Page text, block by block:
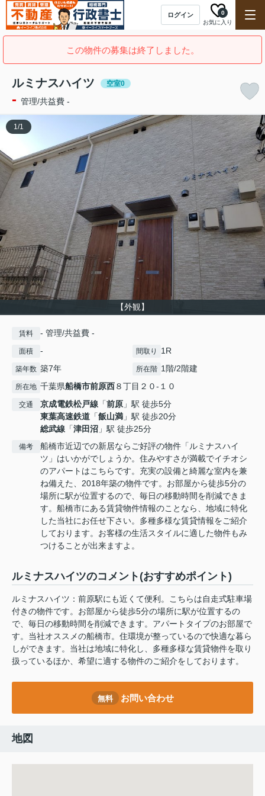
ログイン
お気に入り
0
この物件の募集は終了しました。
ルミナスハイツ 空室0
- 管理/共益費 -
【外観】
1/1
賃料 - 管理/共益費 -
面積 - 間取り 1R
築年数 築7年 所在階 1階/2階建
所在地 千葉県船橋市前原西８丁目２０-１０
交通 京成電鉄松戸線 「前原 」駅 徒歩5分
東葉高速鉄道 「飯山満 」駅 徒歩20分
総武線 「津田沼 」駅 徒歩25分
備考
船橋市近辺での新居ならご好評の物件「ルミナスハイ
ツ」はいかがでしょうか。住みやすさが満載でイチオシ
のアパートはこちらです。充実の設備と綺麗な室内を兼
ね備えた、2018年築の物件です。お部屋から徒歩5分の
場所に駅が位置するので、毎日の移動時間を削減できま
す。船橋市にある賃貸物件情報のことなら、地域に特化
した当社にお任せ下さい。多種多様な賃貸情報をご紹介
しております。お客様の生活スタイルに適した物件もみ
つけることが出来ますよ。
ルミナスハイツのコメント(おすすめポイント)
ルミナスハイツ：前原駅にも近くて便利。こちらは自走式駐車場
付きの物件です。お部屋から徒歩5分の場所に駅が位置するの
で、毎日の移動時間を削減できます。アパートタイプのお部屋で
す。当社オススメの船橋市。住環境が整っているので快適な暮ら
しができます。当社は地域に特化し、多種多様な賃貸物件を取り
扱っているほか、希望に適する物件のご紹介をしております。
無料 お問い合わせ
地図